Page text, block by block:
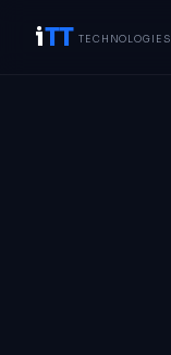
iTT TECHNOLOGIES